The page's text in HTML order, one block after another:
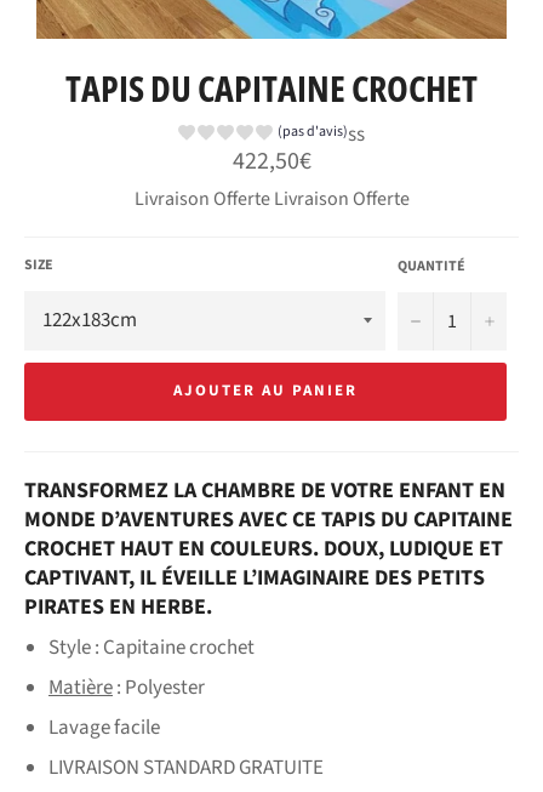
TAPIS DU CAPITAINE CROCHET
(pas d'avis)ss
Prix
régulier
422,50€
Livraison Offerte Livraison Offerte
SIZE QUANTITÉ
− +
AJOUTER AU PANIER
TRANSFORMEZ LA CHAMBRE DE VOTRE ENFANT EN
MONDE D’AVENTURES AVEC CE TAPIS DU CAPITAINE
CROCHET HAUT EN COULEURS. DOUX, LUDIQUE ET
CAPTIVANT, IL ÉVEILLE L’IMAGINAIRE DES PETITS
PIRATES EN HERBE.
Style : Capitaine crochet
Matière: Polyester
Lavage facile
LIVRAISON STANDARD GRATUITE